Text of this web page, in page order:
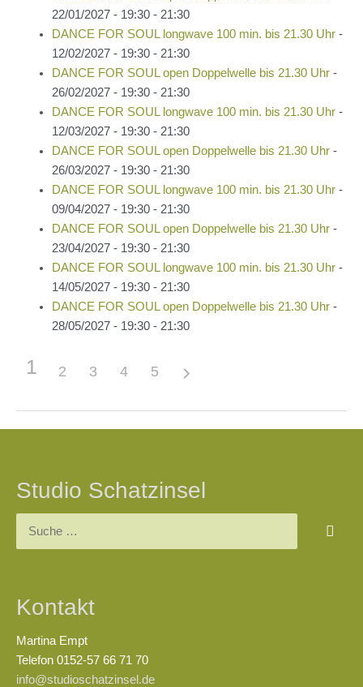
22/01/2027 - 19:30 - 21:30
DANCE FOR SOUL longwave 100 min. bis 21.30 Uhr-
12/02/2027 - 19:30 - 21:30
DANCE FOR SOUL open Doppelwelle bis 21.30 Uhr-
26/02/2027 - 19:30 - 21:30
DANCE FOR SOUL longwave 100 min. bis 21.30 Uhr-
12/03/2027 - 19:30 - 21:30
DANCE FOR SOUL open Doppelwelle bis 21.30 Uhr-
26/03/2027 - 19:30 - 21:30
DANCE FOR SOUL longwave 100 min. bis 21.30 Uhr-
09/04/2027 - 19:30 - 21:30
DANCE FOR SOUL open Doppelwelle bis 21.30 Uhr-
23/04/2027 - 19:30 - 21:30
DANCE FOR SOUL longwave 100 min. bis 21.30 Uhr-
14/05/2027 - 19:30 - 21:30
DANCE FOR SOUL open Doppelwelle bis 21.30 Uhr-
28/05/2027 - 19:30 - 21:30
1 2 3 4 5
Studio Schatzinsel
Kontakt
Martina Empt
Telefon 0152-57 66 71 70
info@studioschatzinsel.de